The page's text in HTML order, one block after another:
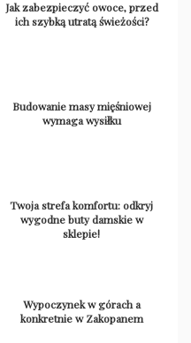
Jak zabezpieczyć owoce, przed
ich szybką utratą świeżości?
Budowanie masy mięśniowej
wymaga wysiłku
Twoja strefa komfortu: odkryj
wygodne buty damskie w
sklepie!
Wypoczynek w górach a
konkretnie w Zakopanem